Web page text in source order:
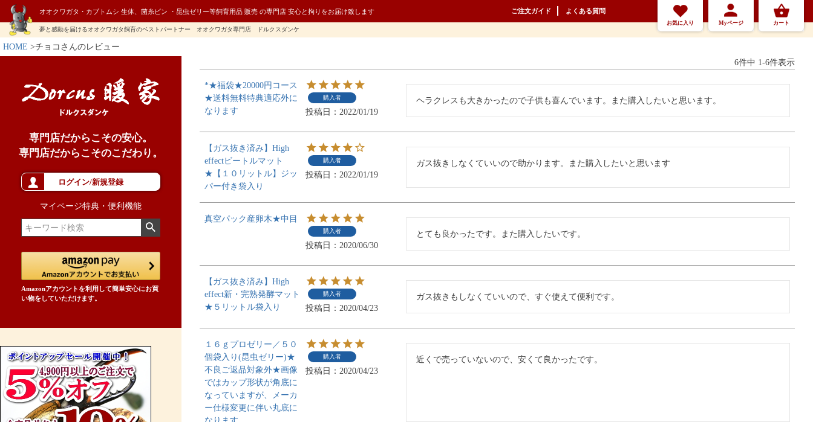
オオクワガタ・カブトムシ 生体、菌糸ビン ・昆虫ゼリー等飼育用品 販売 の専門店 安心と拘りをお届け致します ご注文ガイド よくある質問
夢と感動を届けるオオクワガタ飼育のベストパートナー オオクワガタ専門店 ドルクスダンケ
お気に入り Myページ カート
HOME チョコさんのレビュー
専門店だからこその安心。
専門店だからこそのこだわり。
ログイン/新規登録
マイページ特典・便利機能
Amazonアカウントを利用して簡単安心にお買
い物をしていただけます。
6件中 1-6件表示
*★福袋★20000円コース
★送料無料特典適応外に
なります
購入者
投稿日 2022/01/19
ヘラクレスも大きかったので子供も喜んでいます。また購入したいと思います。
【ガス抜き済み】High
effectビートルマット
★【１０リットル】ジッ
パー付き袋入り
購入者
投稿日 2022/01/19
ガス抜きしなくていいので助かります。また購入したいと思います
真空パック産卵木★中目
購入者
投稿日 2020/06/30
とても良かったです。また購入したいです。
【ガス抜き済み】High
effect新・完熟発酵マット
★５リットル袋入り
購入者
投稿日 2020/04/23
ガス抜きもしなくていいので、すぐ使えて便利です。
１６ｇプロゼリー／５０
個袋入り(昆虫ゼリー)★
不良ご返品対象外★画像
ではカップ形状が角底に
なっていますが、メーカ
ー仕様変更に伴い丸底に
購入者
投稿日 2020/04/23
近くで売っていないので、安くて良かったです。